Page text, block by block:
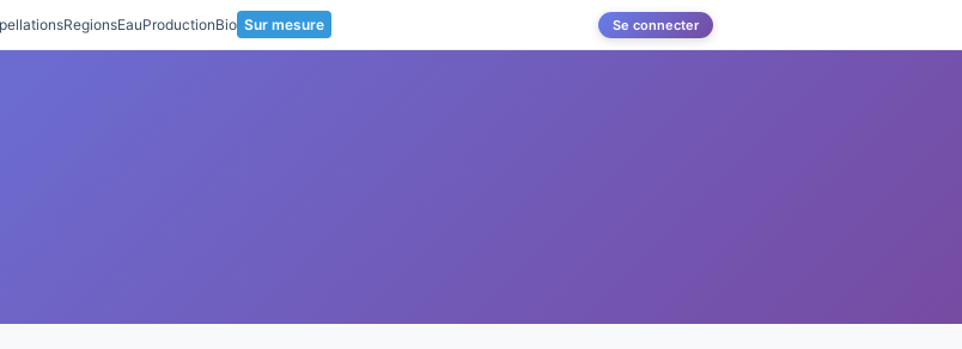
RegionsEauProductionBio Sur mesure Se connecter